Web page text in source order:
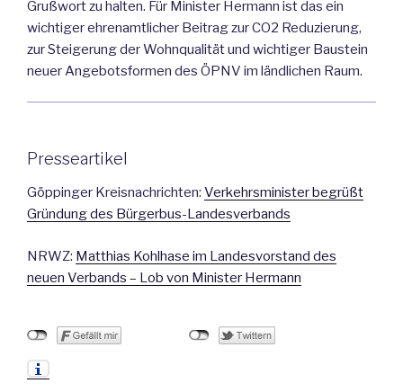
Grußwort zu halten. Für Minister Hermann ist das ein
wichtiger ehrenamtlicher Beitrag zur CO2 Reduzierung,
zur Steigerung der Wohnqualität und wichtiger Baustein
neuer Angebotsformen des ÖPNV im ländlichen Raum.
Presseartikel
Göppinger Kreisnachrichten: Verkehrsminister begrüßt
Gründung des Bürgerbus-Landesverbands
NRWZ: Matthias Kohlhase im Landesvorstand des
neuen Verbands – Lob von Minister Hermann